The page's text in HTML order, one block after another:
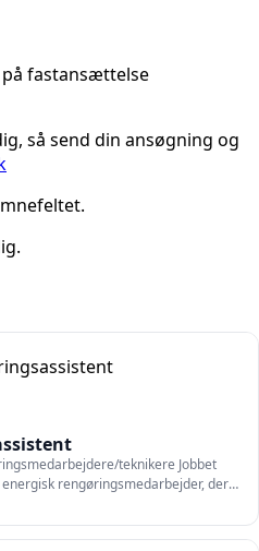
på fastansættelse
så send din ansøgning og
teknikere Jobbet
rengøringsmedarbejder, der